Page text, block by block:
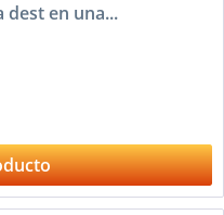
dest en una...